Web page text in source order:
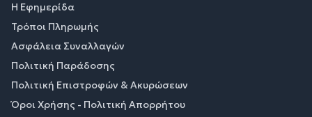
Η Εφημερίδα
Τρόποι Πληρωμής
Ασφάλεια Συναλλαγών
Πολιτική Παράδοσης
Πολιτική Επιστροφών & Ακυρώσεων
Όροι Χρήσης - Πολιτική Απορρήτου